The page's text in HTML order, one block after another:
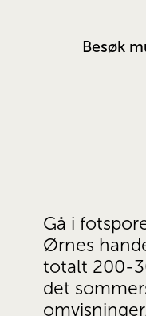
Besøk
Gå i
Ørnes
totalt 200-
det